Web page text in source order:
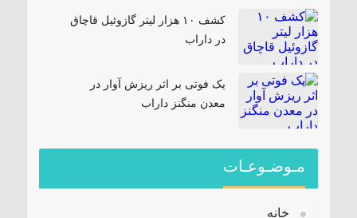
کشف ۱۰ هزار لیتر گازوئیل قاچاق
در داراب
یک فوتی بر اثر ریزش آوار در
معدن منگنز داراب
مـوضـوعـات
خانه